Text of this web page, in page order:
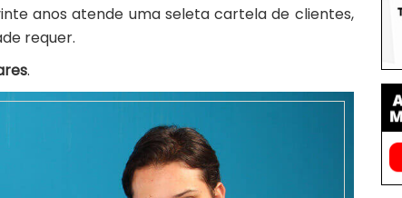
anos atende uma seleta cartela de clientes,
requer.
.